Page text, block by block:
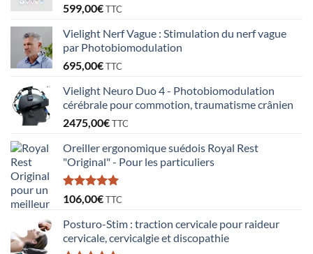
599,00€TTC
Vielight Nerf Vague : Stimulation du nerf vague
par Photobiomodulation
695,00€TTC
Vielight Neuro Duo 4 - Photobiomodulation
cérébrale pour commotion, traumatisme crânien
2475,00€TTC
Oreiller ergonomique suédois Royal Rest
"Original" - Pour les particuliers
Note5.00
sur 5
106,00€TTC
Posturo-Stim : traction cervicale pour raideur
cervicale, cervicalgie et discopathie